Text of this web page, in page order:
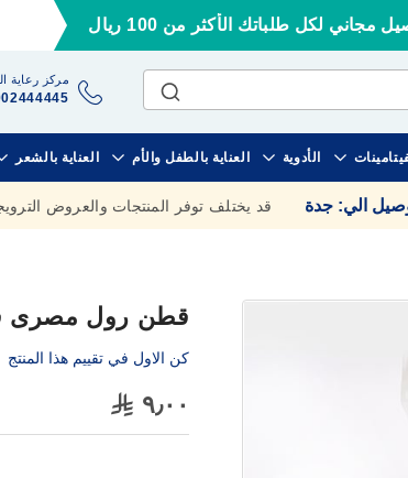
مجاني لكل طلباتك الأكثر من 100 ريال
مركز رعاية
الأدوية العناية بالطفل والأم العناية بالشعر
الي: جدة قد يختلف توفر المنتجات والعروض
قطن رول مصرى
كن الاول في تقييم هذا المنتج
٩٫٠٠